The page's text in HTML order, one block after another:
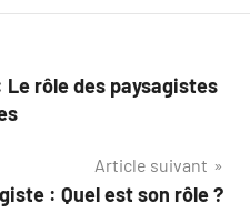
rôle des paysagistes
Article suivant
: Quel est son rôle ?